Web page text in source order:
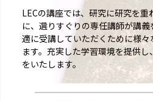
LECの講座では、研究に研究を
に、選りすぐりの専任講師が講
適に受講していただくために様
ます。充実した学習環境を提供
をいたします。